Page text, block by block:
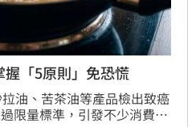
「5原則」免恐慌
油、苦茶油等產品檢出致癌
限量標準，引發不少消費者